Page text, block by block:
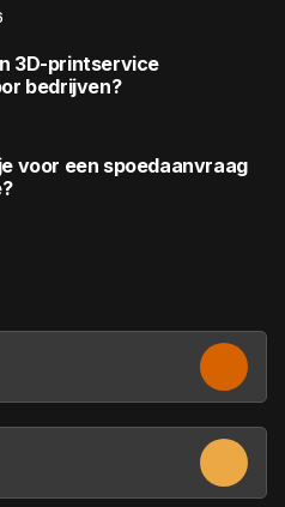
3D-printservice
bedrijven?
voor een spoedaanvraag